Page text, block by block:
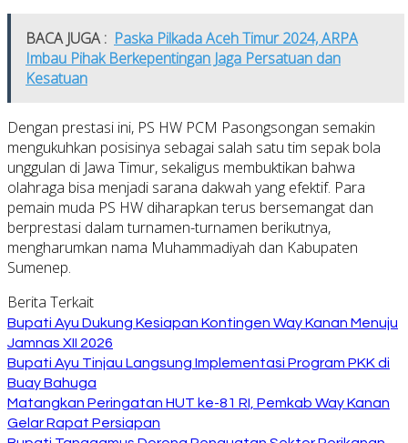
BACA JUGA : Paska Pilkada Aceh Timur 2024, ARPA
Imbau Pihak Berkepentingan Jaga Persatuan dan
Kesatuan
Dengan prestasi ini, PS HW PCM Pasongsongan semakin
mengukuhkan posisinya sebagai salah satu tim sepak bola
unggulan di Jawa Timur, sekaligus membuktikan bahwa
olahraga bisa menjadi sarana dakwah yang efektif. Para
pemain muda PS HW diharapkan terus bersemangat dan
berprestasi dalam turnamen-turnamen berikutnya,
mengharumkan nama Muhammadiyah dan Kabupaten
Sumenep.
Berita Terkait
Bupati Ayu Dukung Kesiapan Kontingen Way Kanan Menuju
Jamnas XII 2026
Bupati Ayu Tinjau Langsung Implementasi Program PKK di
Buay Bahuga
Matangkan Peringatan HUT ke-81 RI, Pemkab Way Kanan
Gelar Rapat Persiapan